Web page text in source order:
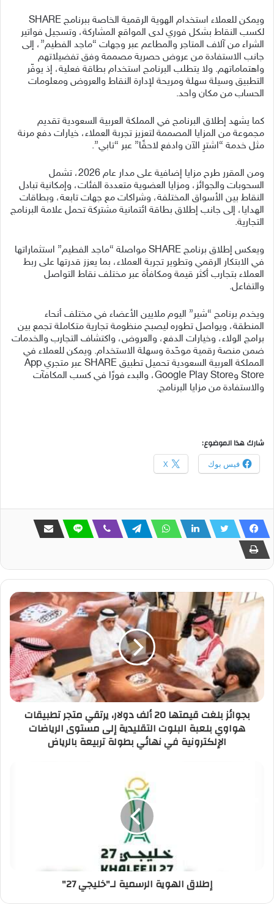
ويمكن للعملاء استخدام الهوية الرقمية الخاصة ببرنامج SHARE
لكسب النقاط بشكل فوري لدى المواقع المشاركة، وتسجيل فواتير
الشراء من آلاف المتاجر والمطاعم عبر وجهات “ماجد الفطيم”، إلى
جانب الاستفادة من عروض حصرية مصممة وفق تفضيلاتهم
واهتماماتهم. ولا يتطلب البرنامج استخدام بطاقة فعلية، إذ يوفّر
التطبيق وسيلة سهلة ومريحة لإدارة النقاط والعروض ومعلومات
الحساب من مكان واحد.
كما يشهد إطلاق البرنامج في المملكة العربية السعودية تقديم
مجموعة من المزايا المصممة لتعزيز تجربة العملاء، خيارات دفع مرنة
مثل خدمة “اشترِ الآن وادفع لاحقًا” عبر “تابي”.
ومن المقرر طرح مزايا إضافية على مدار عام 2026، تشمل
السحوبات والجوائز، ومزايا العضوية متعددة الفئات، وإمكانية تبادل
النقاط بين الأسواق المختلفة، وشراكات مع جهات تابعة، وبطاقات
الهدايا، إلى جانب إطلاق بطاقة ائتمانية مشتركة تحمل علامة البرنامج
التجارية.
ويعكس إطلاق برنامج SHARE مواصلة “ماجد الفطيم” استثماراتها
في الابتكار الرقمي وتطوير تجربة العملاء، بما يعزز قدرتها على ربط
العملاء بتجارب أكثر قيمة ومكافأة عبر مختلف نقاط التواصل
والتفاعل.
ويخدم برنامج “شير” اليوم ملايين الأعضاء في مختلف أنحاء
المنطقة، ويواصل تطوره ليصبح منظومة تجارية متكاملة تجمع بين
برامج الولاء، وخيارات الدفع، والعروض، واكتشاف التجارب والخدمات
ضمن منصة رقمية موحّدة وسهلة الاستخدام. ويمكن للعملاء في
المملكة العربية السعودية تحميل تطبيق SHARE عبر متجري App
Store وGoogle Play Store، والبدء فورًا في كسب المكافآت
والاستفادة من مزايا البرنامج.
شارك هذا الموضوع:
فيس بوك X
بجوائز بلغت قيمتها 20 ألف دولار، يرتقي متجر تطبيقات
هواوي بلعبة البلوت التقليدية إلى مستوى الرياضات
الإلكترونية في نهائي بطولة تربيعة بالرياض